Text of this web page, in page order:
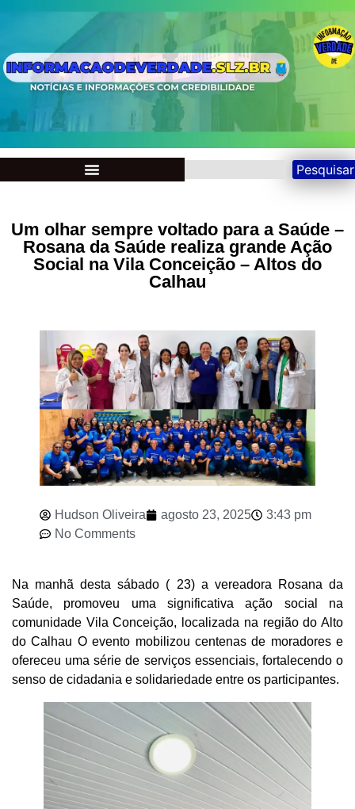
Pesquisar
Um olhar sempre voltado para a Saúde –
Rosana da Saúde realiza grande Ação
Social na Vila Conceição – Altos do
Calhau
Hudson Oliveira agosto 23, 2025
3:43 pm
No Comments
Na manhã desta sábado ( 23) a vereadora Rosana da
Saúde, promoveu uma significativa ação social na
comunidade Vila Conceição, localizada na região do Alto
do Calhau O evento mobilizou centenas de moradores e
ofereceu uma série de serviços essenciais, fortalecendo o
senso de cidadania e solidariedade entre os participantes.